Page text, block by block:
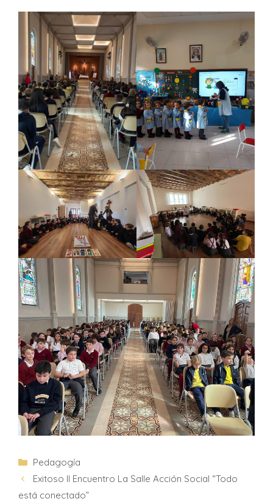
Pedagogía
Exitoso II Encuentro La Salle Acción Social “Todo
está conectado”